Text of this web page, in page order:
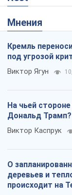
Мнения
Кремль
под угрозой
Виктор Ягун
На чьей
Дональд Трамп?
Виктор Каспрук
О
деревьев и
происходит на